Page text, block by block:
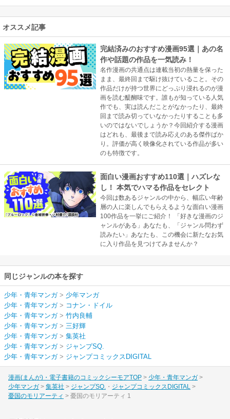
オススメ記事
完結済みのおすすめ漫画95選｜あの名
作や話題の作品を一気読み！
名作漫画の共通点は連載当初の熱量を保った
まま、最終回まで駆け抜けていること。その
作品だけが持つ世界にどっぷり浸れるのが漫
画を読む醍醐味です。誰もが知っている人気
作でも、実は読んだことがなかったり、最終
回まで読み切っていなかったりすることも多
いのではないでしょうか？今回紹介する漫画
はどれも、最後まで読み応えのある傑作ばか
り。評価が高く映像化されている作品が多い
のも特徴です。
面白い漫画おすすめ110選｜ハズレな
し！ 本気でハマる作品をセレクト
今回は数あるジャンルの中から、幅広い年齢
層の人に楽しんでもらえるような面白い漫画
100作品を一挙にご紹介！ 「好きな漫画のジ
ャンルがある」あなたも、「ジャンル問わず
読みたい」あなたも、この機会に新たなお気
に入り作品を見つけてみませんか？
同じジャンルの本を探す
少年・青年マンガ> 少年マンガ
少年・青年マンガ> コナン・ドイル
少年・青年マンガ> 竹内良輔
少年・青年マンガ> 三好輝
少年・青年マンガ> 集英社
少年・青年マンガ> ジャンプSQ.
少年・青年マンガ> ジャンプコミックスDIGITAL
漫画(まんが)・電子書籍のコミックシーモアTOP
少年・青年マンガ
少年マンガ
集英社 ジャンプSQ.
ジャンプコミックスDIGITAL
憂国のモリアーティ
憂国のモリアーティ 1